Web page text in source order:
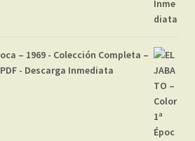
– 1969 - Colección Completa –
- Descarga Inmediata